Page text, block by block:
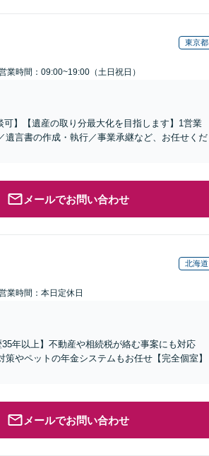
東京都
業時間：09:00~19:00（土日祝日）
】【遺産の取り分最大化を目指します】1営業
遺言書の作成・執行／事業承継など、お任せくだ
メールでお問い合わせ
北海道
業時間：本日定休日
年以上】不動産や相続税が絡む事案にも対応
やペットの年金システムもお任せ【完全個室】
メールでお問い合わせ